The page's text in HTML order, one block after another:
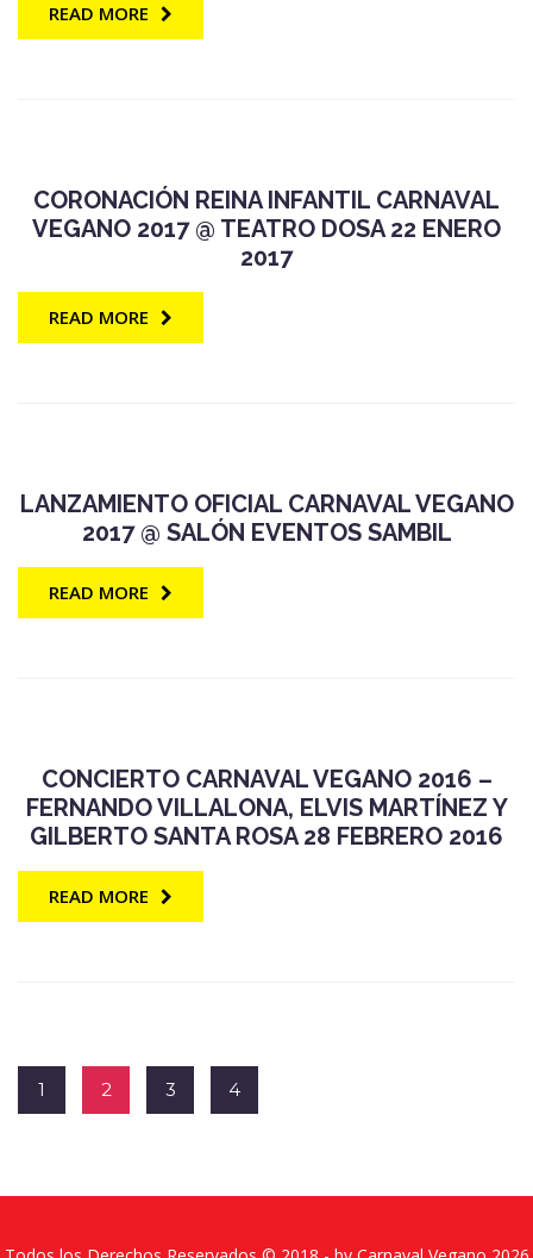
READ MORE
CORONACIÓN REINA INFANTIL CARNAVAL
VEGANO 2017 @ TEATRO DOSA 22 ENERO
2017
READ MORE
LANZAMIENTO OFICIAL CARNAVAL VEGANO
2017 @ SALÓN EVENTOS SAMBIL
READ MORE
CONCIERTO CARNAVAL VEGANO 2016 –
FERNANDO VILLALONA, ELVIS MARTÍNEZ Y
GILBERTO SANTA ROSA 28 FEBRERO 2016
READ MORE
1 2 3 4